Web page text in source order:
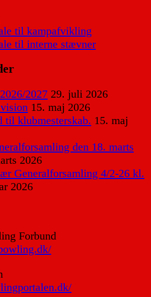
til kampafvikling
til interne stævner
2027 29. juli 2026
15. maj 2026
til klubmesterskab. 15. maj
den 18. marts
2026
Generalforsamling 4/2-26 kl.
2026
Forbund